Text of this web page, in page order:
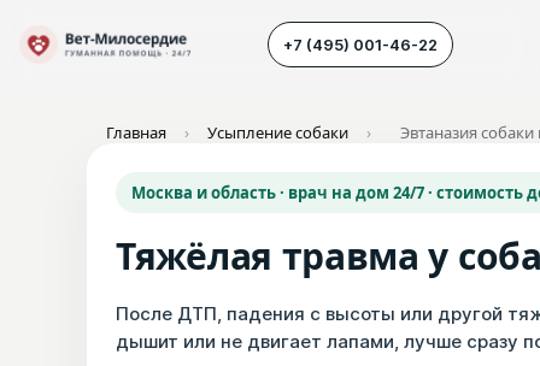
Усыпление собак
Усыпление кошек
Кремация животных
+7 (495) 001-46-22
Главная › Усыпление собаки › Эвтаназия
Москва и область · врач на дом 24/7 · стоимость
Тяжёлая травма у
После ДТП, падения с высоты или другой
дышит или не двигает лапами, лучше сразу